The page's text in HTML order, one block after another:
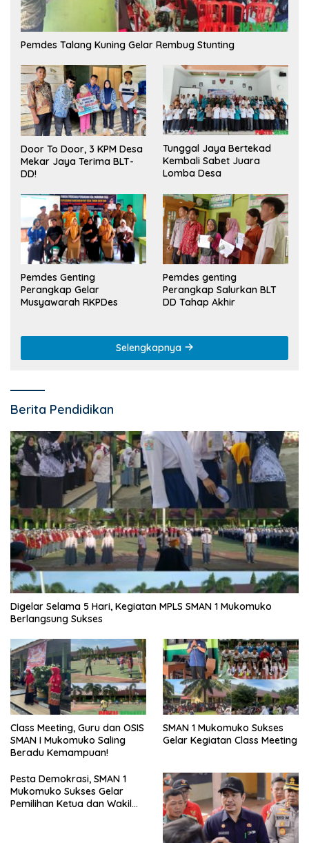
Pemdes Talang Kuning Gelar Rembug Stunting
Door To Door, 3 KPM Desa
Mekar Jaya Terima BLT-
DD!
Tunggal Jaya Bertekad
Kembali Sabet Juara
Lomba Desa
Pemdes Genting
Perangkap Gelar
Musyawarah RKPDes
Pemdes genting
Perangkap Salurkan BLT
DD Tahap Akhir
Selengkapnya
Berita Pendidikan
Digelar Selama 5 Hari, Kegiatan MPLS SMAN 1 Mukomuko
Berlangsung Sukses
Class Meeting, Guru dan OSIS
SMAN I Mukomuko Saling
Beradu Kemampuan!
SMAN 1 Mukomuko Sukses
Gelar Kegiatan Class Meeting
Pesta Demokrasi, SMAN 1
Mukomuko Sukses Gelar
Pemilihan Ketua dan Wakil